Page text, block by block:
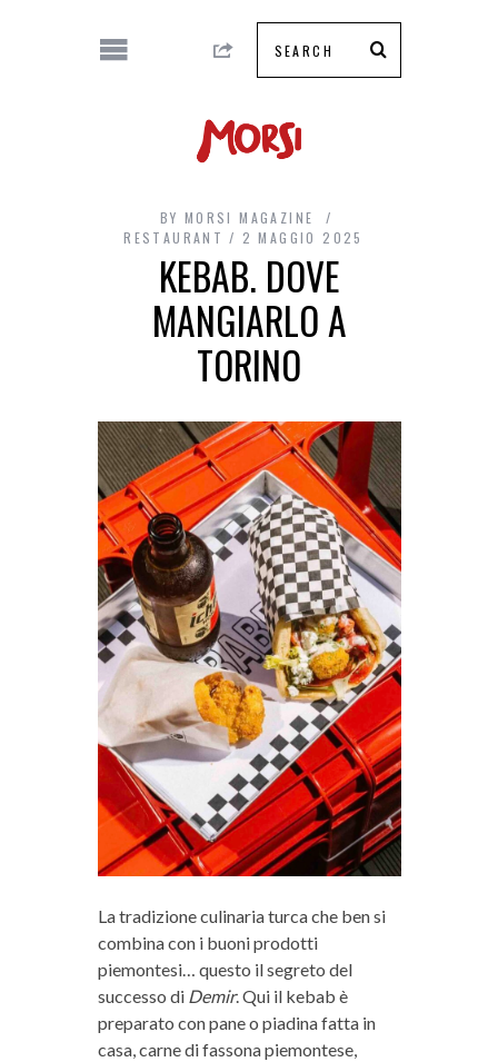
BY MORSI MAGAZINE
RESTAURANT
2 MAGGIO 2025
KEBAB. DOVE
MANGIARLO A
TORINO
La tradizione culinaria turca che ben si
combina con i buoni prodotti
piemontesi… questo il segreto del
successo di Demir. Qui il kebab è
preparato con pane o piadina fatta in
casa, carne di fassona piemontese,